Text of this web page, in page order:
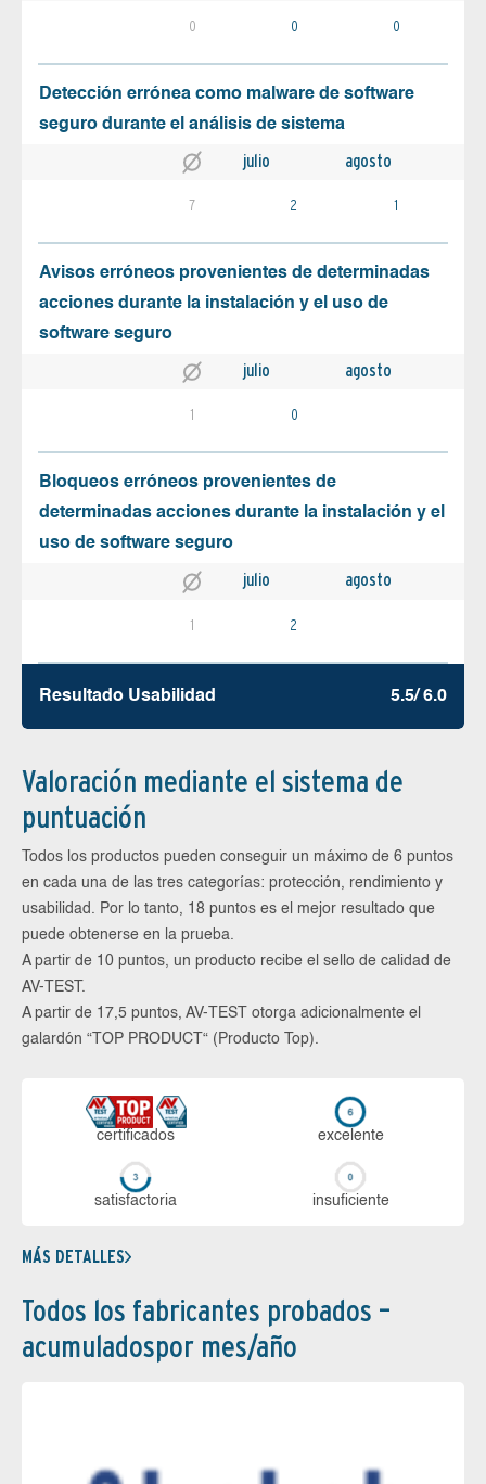
0 0 0
Detección errónea como malware de software
seguro durante el análisis de sistema
julio agosto
7 2 1
Avisos erróneos provenientes de determinadas
acciones durante la instalación y el uso de
software seguro
julio agosto
1 0
Bloqueos erróneos provenientes de
determinadas acciones durante la instalación y el
uso de software seguro
julio agosto
1 2
Resultado Usabilidad 5.5/ 6.0
Valoración mediante el sistema de
puntuación
Todos los productos pueden conseguir un máximo de 6 puntos
en cada una de las tres categorías: protección, rendimiento y
usabilidad. Por lo tanto, 18 puntos es el mejor resultado que
puede obtenerse en la prueba.
A partir de 10 puntos, un producto recibe el sello de calidad de
AV-TEST.
A partir de 17,5 puntos, AV-TEST otorga adicionalmente el
galardón “TOP PRODUCT“ (Producto Top).
certi­ficados ex­ce­len­te
sa­tis­fac­to­ria in­su­fi­cien­te
MÁS DETALLES
Todos los fabricantes probados –
acumuladospor mes/año